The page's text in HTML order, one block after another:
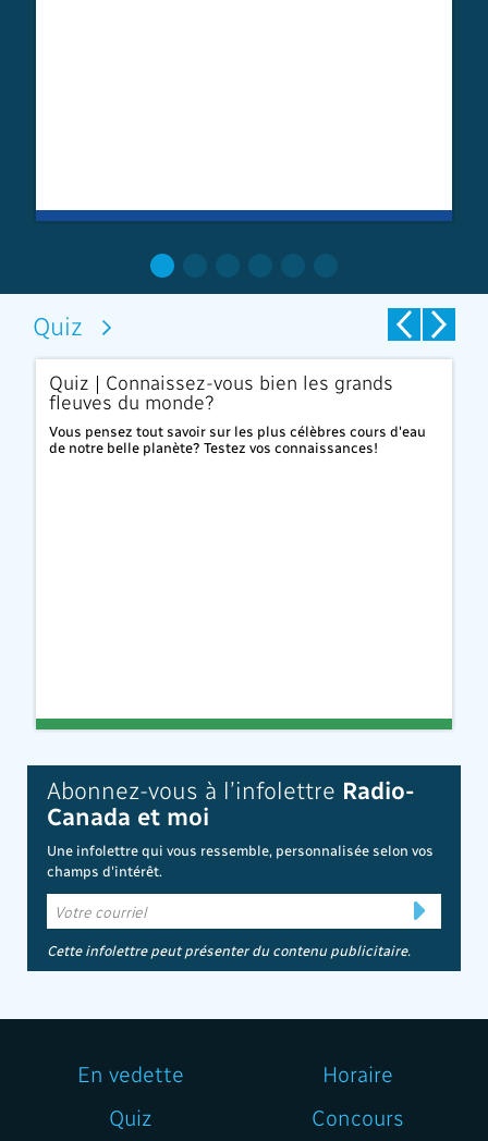
Quiz
Quiz | Connaissez-vous bien les grands
fleuves du monde?
Vous pensez tout savoir sur les plus célèbres cours d'eau
de notre belle planète? Testez vos connaissances!
Abonnez-vous à l’infolettre Radio-
Canada et moi
Une infolettre qui vous ressemble, personnalisée selon vos
champs d'intérêt.
Cette infolettre peut présenter du contenu publicitaire.
En vedette
Horaire
Quiz
Concours